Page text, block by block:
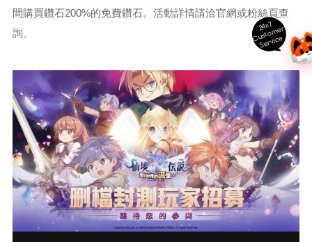
間購買鑽石200%的免費鑽石。活動詳情請洽官網或粉絲頁查
詢。
24x7
C
ust
o
m
er
S
ervi
c
e